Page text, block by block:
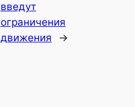
введут
ограничения
движения
→